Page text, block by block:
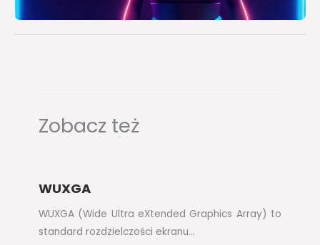
Zobacz też
WUXGA
WUXGA (Wide Ultra eXtended Graphics Array) to
standard rozdzielczości ekranu…